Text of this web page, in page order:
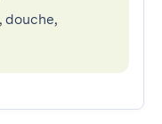
douche,